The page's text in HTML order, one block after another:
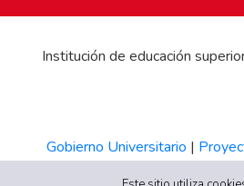
Institución de educación
Gobierno Universitario |